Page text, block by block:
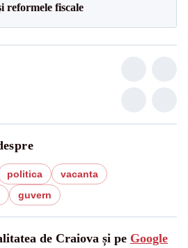
reformele fiscale
politica
vacanta
guvern
de Craiova și pe Google